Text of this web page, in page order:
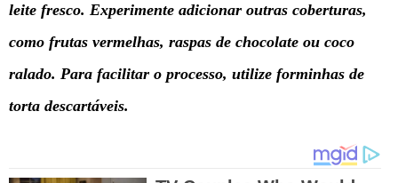
leite fresco. Experimente adicionar outras coberturas,
como frutas vermelhas, raspas de chocolate ou coco
ralado. Para facilitar o processo, utilize forminhas de
torta descartáveis.